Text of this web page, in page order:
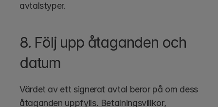
avtalstyper.
8. Följ upp åtaganden och
datum
Värdet av ett signerat avtal beror på om dess
åtaganden uppfylls. Betalningsvillkor,